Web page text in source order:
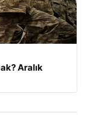
Aralık